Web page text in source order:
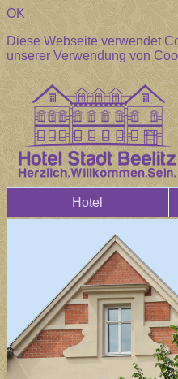
OK
Diese Webseite verwendet
unserer Verwendung von
Hotel